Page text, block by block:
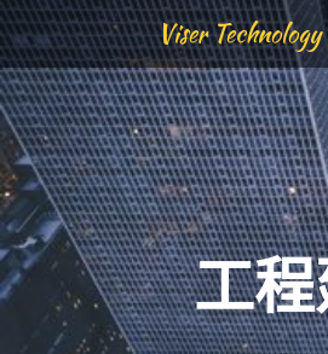
Viser Technology
工